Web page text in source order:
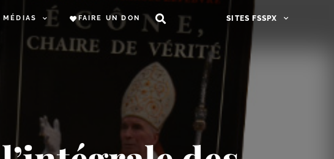
MÉDIAS FAIRE UN DON SITES FSSPX